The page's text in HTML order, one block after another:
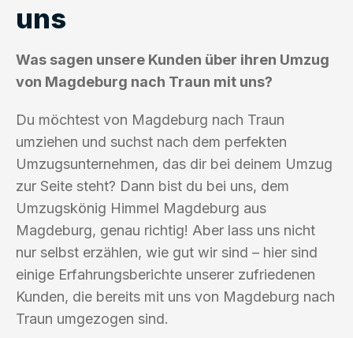
uns
Was sagen unsere Kunden über ihren Umzug
von Magdeburg nach Traun mit uns?
Du möchtest von Magdeburg nach Traun
umziehen und suchst nach dem perfekten
Umzugsunternehmen, das dir bei deinem Umzug
zur Seite steht? Dann bist du bei uns, dem
Umzugskönig Himmel Magdeburg aus
Magdeburg, genau richtig! Aber lass uns nicht
nur selbst erzählen, wie gut wir sind – hier sind
einige Erfahrungsberichte unserer zufriedenen
Kunden, die bereits mit uns von Magdeburg nach
Traun umgezogen sind.